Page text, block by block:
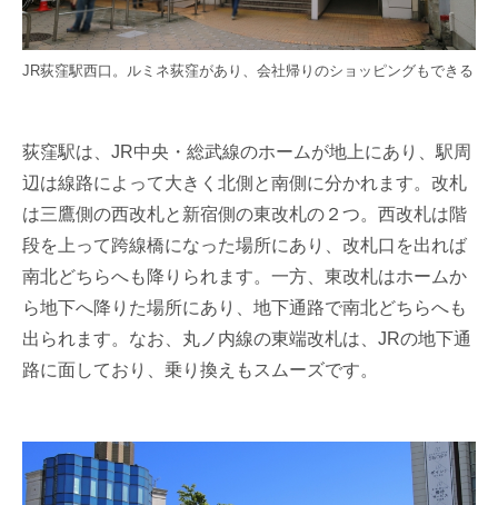
JR荻窪駅西口。ルミネ荻窪があり、会社帰りのショッピングもできる
荻窪駅は、JR中央・総武線のホームが地上にあり、駅周
辺は線路によって大きく北側と南側に分かれます。改札
は三鷹側の西改札と新宿側の東改札の２つ。西改札は階
段を上って跨線橋になった場所にあり、改札口を出れば
南北どちらへも降りられます。一方、東改札はホームか
ら地下へ降りた場所にあり、地下通路で南北どちらへも
出られます。なお、丸ノ内線の東端改札は、JRの地下通
路に面しており、乗り換えもスムーズです。